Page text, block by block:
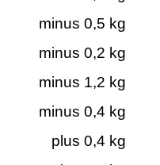
minus 0,5 kg
minus 0,2 kg
minus 1,2 kg
minus 0,4 kg
plus 0,4 kg